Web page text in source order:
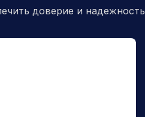
доверие и надежность